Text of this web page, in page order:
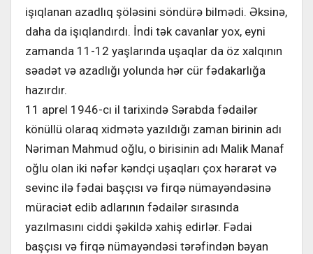
işıqlanan azadlıq şöləsini söndürə bilmədi. Əksinə,
daha da işıqlandırdı. İndi tək cavanlar yox, eyni
zamanda 11-12 yaşlarında uşaqlar da öz xalqının
səadət və azadlığı yolunda hər cür fədakarlığa
hazırdır.
11 aprel 1946-cı il tarixində Sərabda fədailər
könüllü olaraq xidmətə yazıldığı zaman birinin adı
Nəriman Mahmud oğlu, o birisinin adı Malik Manaf
oğlu olan iki nəfər kəndçi uşaqları çox hərarət və
sevinc ilə fədai başçısı və firqə nümayəndəsinə
müraciət edib adlarının fədailər sırasında
yazılmasını ciddi şəkildə xahiş edirlər. Fədai
başçısı və firqə nümayəndəsi tərəfindən bəyan